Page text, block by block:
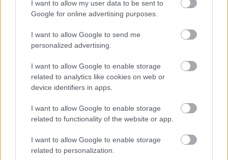
I want to allow my user data to be sent to
Google for online advertising purposes.
I want to allow Google to send me
personalized advertising.
I want to allow Google to enable storage
related to analytics like cookies on web or
device identifiers in apps.
I want to allow Google to enable storage
related to functionality of the website or app.
I want to allow Google to enable storage
related to personalization.
A záró napon is Kalle Rovanpera volt a leggyorsabb Ogier,
Evans, Katsuta és Fourmaux előtt, míg a Power Stage-en
tudott nyerni.
A WRC2-ben Rovanperához hasonlóan szinte tökéletes
teljesítménnyel Yohan Rossel tudott nyerni a helyi